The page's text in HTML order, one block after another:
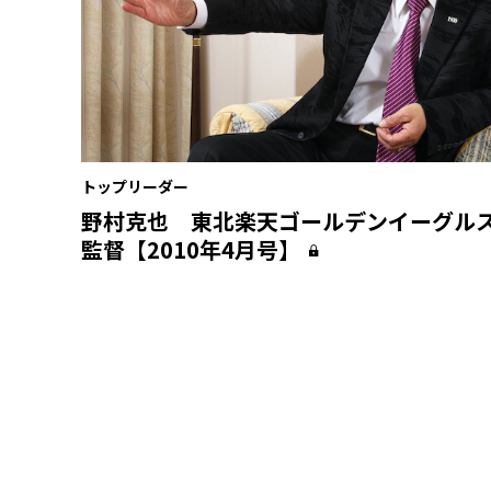
トップリーダー
野村克也 東北楽天ゴールデンイーグル
監督【2010年4月号】